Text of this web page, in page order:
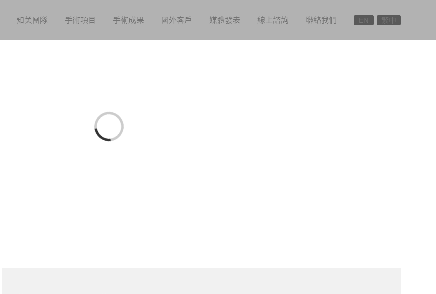
知美團隊 手術項目 手術成果 國外客戶 媒體發表 線上諮詢 聯絡我們 EN 繁中
Loading...